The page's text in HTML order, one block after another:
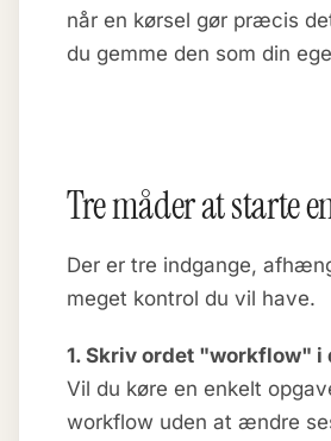
når en kørsel gør præcis
du gemme den som din
Tre måder at starte
Der er tre indgange,
meget kontrol du vil have.
1. Skriv ordet "workflow" i
Vil du køre en enkelt
workflow uden at ændre